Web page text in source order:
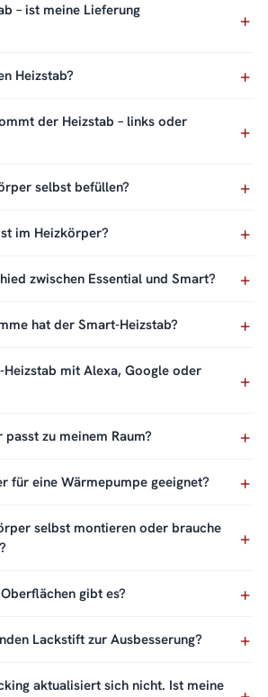
– ist meine Lieferung
Heizstab?
der Heizstab – links oder
selbst befüllen?
im Heizkörper?
zwischen Essential und Smart?
hat der Smart-Heizstab?
Heizstab mit Alexa, Google oder
zu meinem Raum?
für eine Wärmepumpe geeignet?
selbst montieren oder brauche
gibt es?
Lackstift zur Ausbesserung?
aktualisiert sich nicht. Ist meine